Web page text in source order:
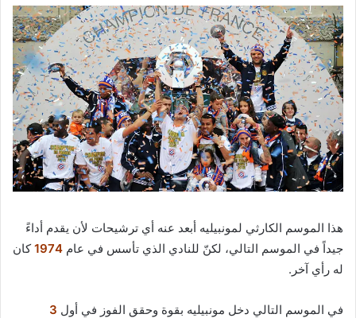
هذا الموسم الكارثي لمونبيليه أبعد عنه أي ترشيحات لأن يقدم أداءً
جيداً في الموسم التالي، لكنّ للنادي الذي تأسس في عام 1974 كان
له رأي آخر.
في الموسم التالي دخل مونبيليه بقوة وحقق الفوز في أول 3